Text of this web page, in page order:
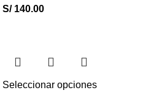
S/140.00
Seleccionar opciones